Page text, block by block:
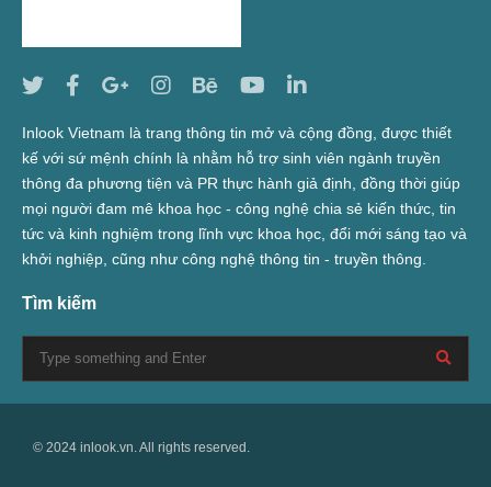
Inlook Vietnam là trang thông tin mở và cộng đồng, được thiết
kế với sứ mệnh chính là nhằm hỗ trợ sinh viên ngành truyền
thông đa phương tiện và PR thực hành giả định, đồng thời giúp
mọi người đam mê khoa học - công nghệ chia sẻ kiến thức, tin
tức và kinh nghiệm trong lĩnh vực khoa học, đổi mới sáng tạo và
khởi nghiệp, cũng như công nghệ thông tin - truyền thông.
Tìm kiếm
© 2024 inlook.vn. All rights reserved.